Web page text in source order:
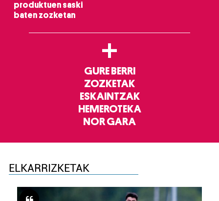
produktuen saski
baten zozketan
+
GURE BERRI
ZOZKETAK
ESKAINTZAK
HEMEROTEKA
NOR GARA
ELKARRIZKETAK